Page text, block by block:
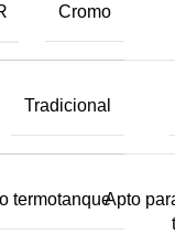
Cromo
Tradicional
termotanqueApto